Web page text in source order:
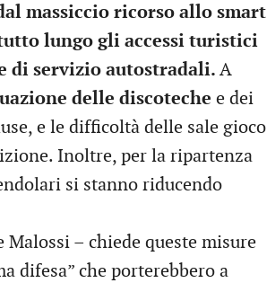
massiccio ricorso allo smart
lungo gli accessi turistici
di servizio autostradali. A
delle discoteche e dei
e le difficoltà delle sale gioco
Inoltre, per la ripartenza
si stanno riducendo
– chiede queste misure
difesa” che porterebbero a